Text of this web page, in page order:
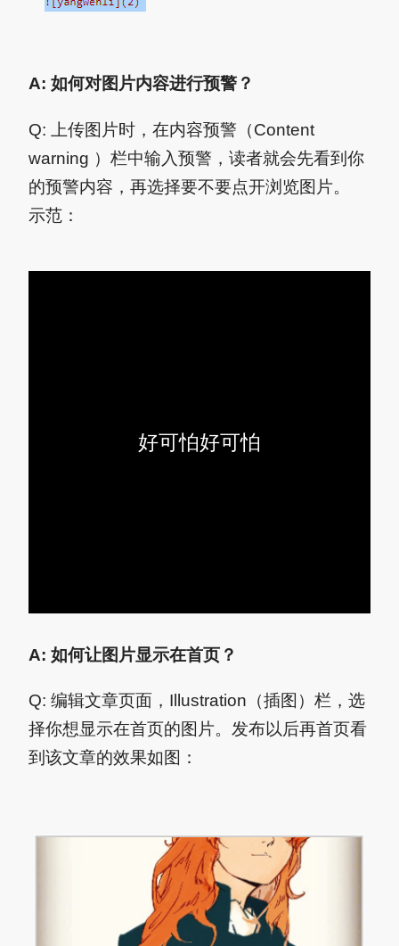
A: 如何对图片内容进行预警？
Q: 上传图片时，在内容预警（Content
warning ）栏中输入预警，读者就会先看到你
的预警内容，再选择要不要点开浏览图片。
示范：
好可怕好可怕
A: 如何让图片显示在首页？
Q: 编辑文章页面，Illustration（插图）栏，选
择你想显示在首页的图片。发布以后再首页看
到该文章的效果如图：